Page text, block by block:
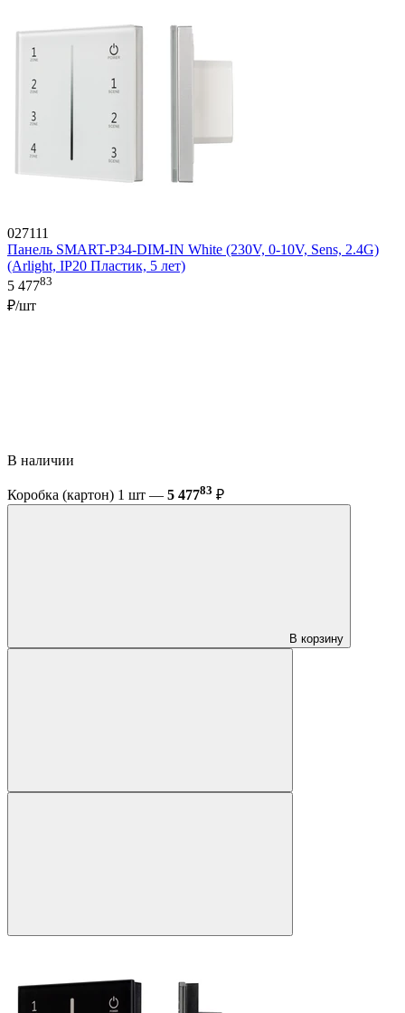
027111
Панель SMART-P34-DIM-IN White (230V, 0-10V, Sens, 2.4G)
(Arlight, IP20 Пластик, 5 лет)
5 47783
₽/шт
В наличии
Коробка (картон) 1 шт — 5 47783 ₽
В корзину